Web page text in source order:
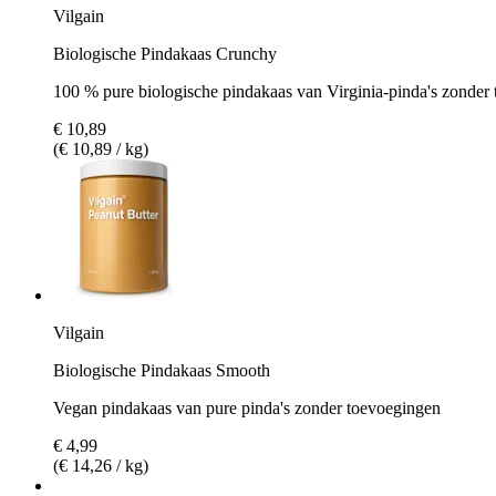
Vilgain
Biologische Pindakaas Crunchy
100 % pure biologische pindakaas van Virginia-pinda's zonder
€ 10,89
(€ 10,89 / kg)
Vilgain
Biologische Pindakaas Smooth
Vegan pindakaas van pure pinda's zonder toevoegingen
€ 4,99
(€ 14,26 / kg)